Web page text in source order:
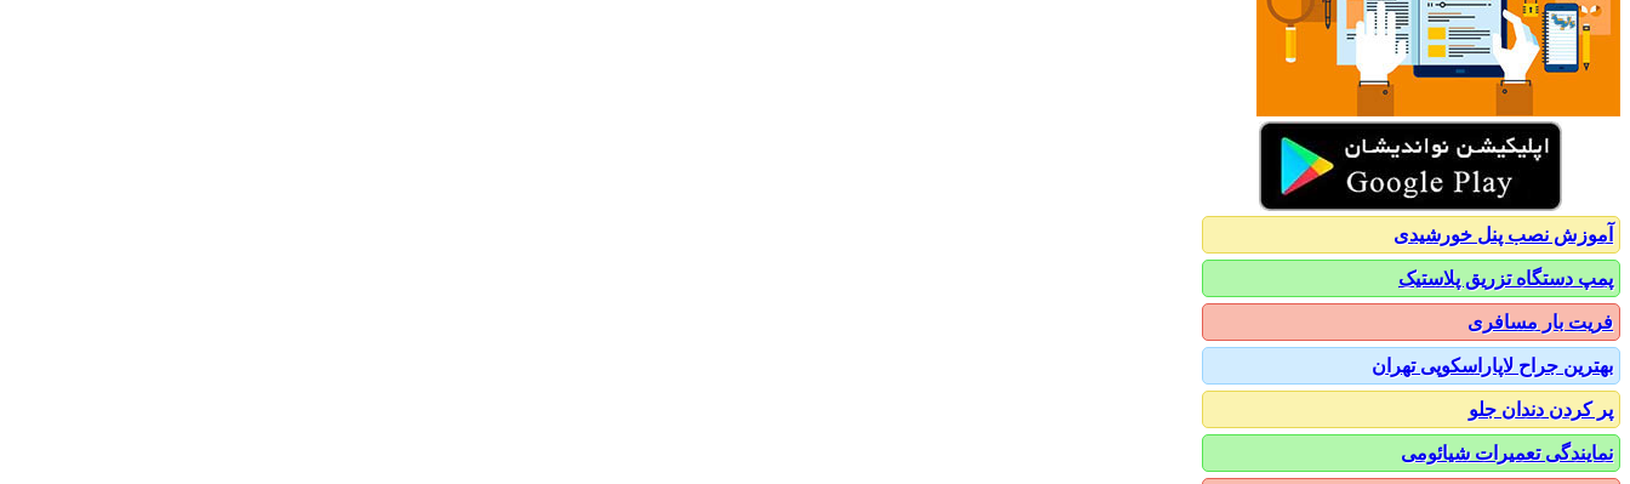
آموزش نصب پنل خورشیدی
پمپ دستگاه تزریق پلاستیک
فریت بار مسافری
بهترین جراح لاپاراسکوپی تهران
پر کردن دندان جلو
نمایندگی تعمیرات شیائومی